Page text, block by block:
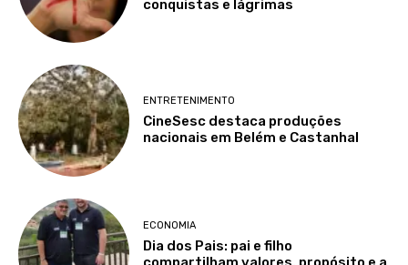
conquistas e lágrimas
ENTRETENIMENTO
CineSesc destaca produções
nacionais em Belém e Castanhal
ECONOMIA
Dia dos Pais: pai e filho